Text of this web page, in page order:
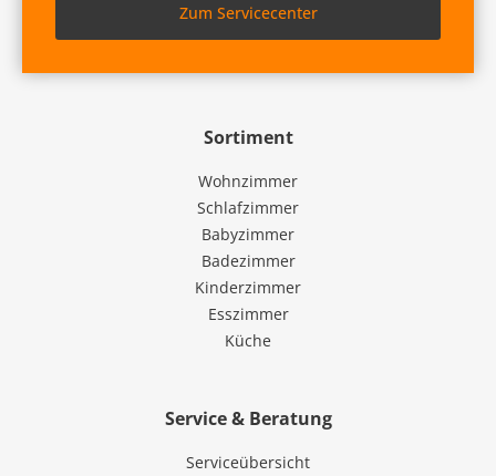
Sortiment
Wohnzimmer
Schlafzimmer
Babyzimmer
Badezimmer
Kinderzimmer
Esszimmer
Küche
Service & Beratung
Serviceübersicht
Zum Servicecenter